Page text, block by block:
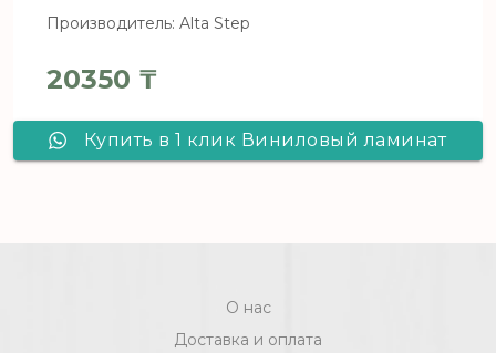
Производитель: Alta Step
20350 ₸
Купить в 1 клик Виниловый ламинат
О нас
Доставка и оплата